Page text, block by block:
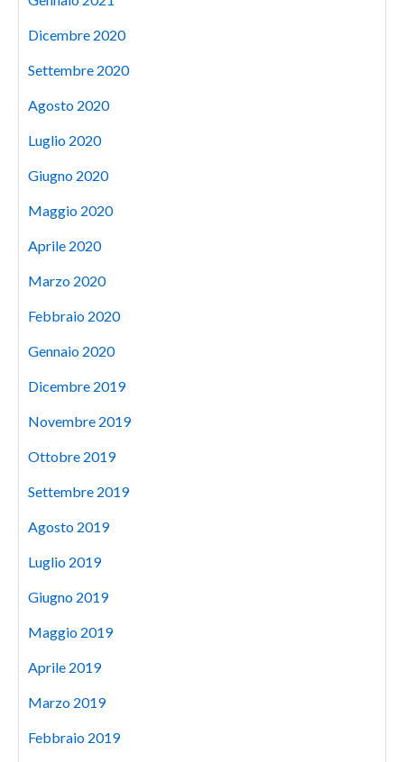
Dicembre 2020
Settembre 2020
Agosto 2020
Luglio 2020
Giugno 2020
Maggio 2020
Aprile 2020
Marzo 2020
Febbraio 2020
Gennaio 2020
Dicembre 2019
Novembre 2019
Ottobre 2019
Settembre 2019
Agosto 2019
Luglio 2019
Giugno 2019
Maggio 2019
Aprile 2019
Marzo 2019
Febbraio 2019